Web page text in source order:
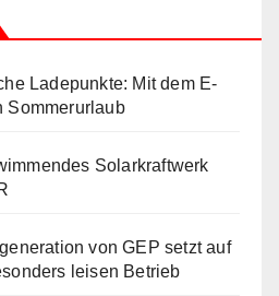
Ladepunkte: Mit dem E-
Sommerurlaub
Solarkraftwerk
von GEP setzt auf
leisen Betrieb